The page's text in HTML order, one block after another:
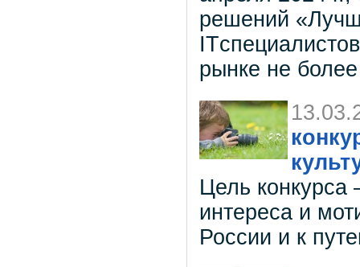
решений
рынке не
Цель
интереса и
России и к